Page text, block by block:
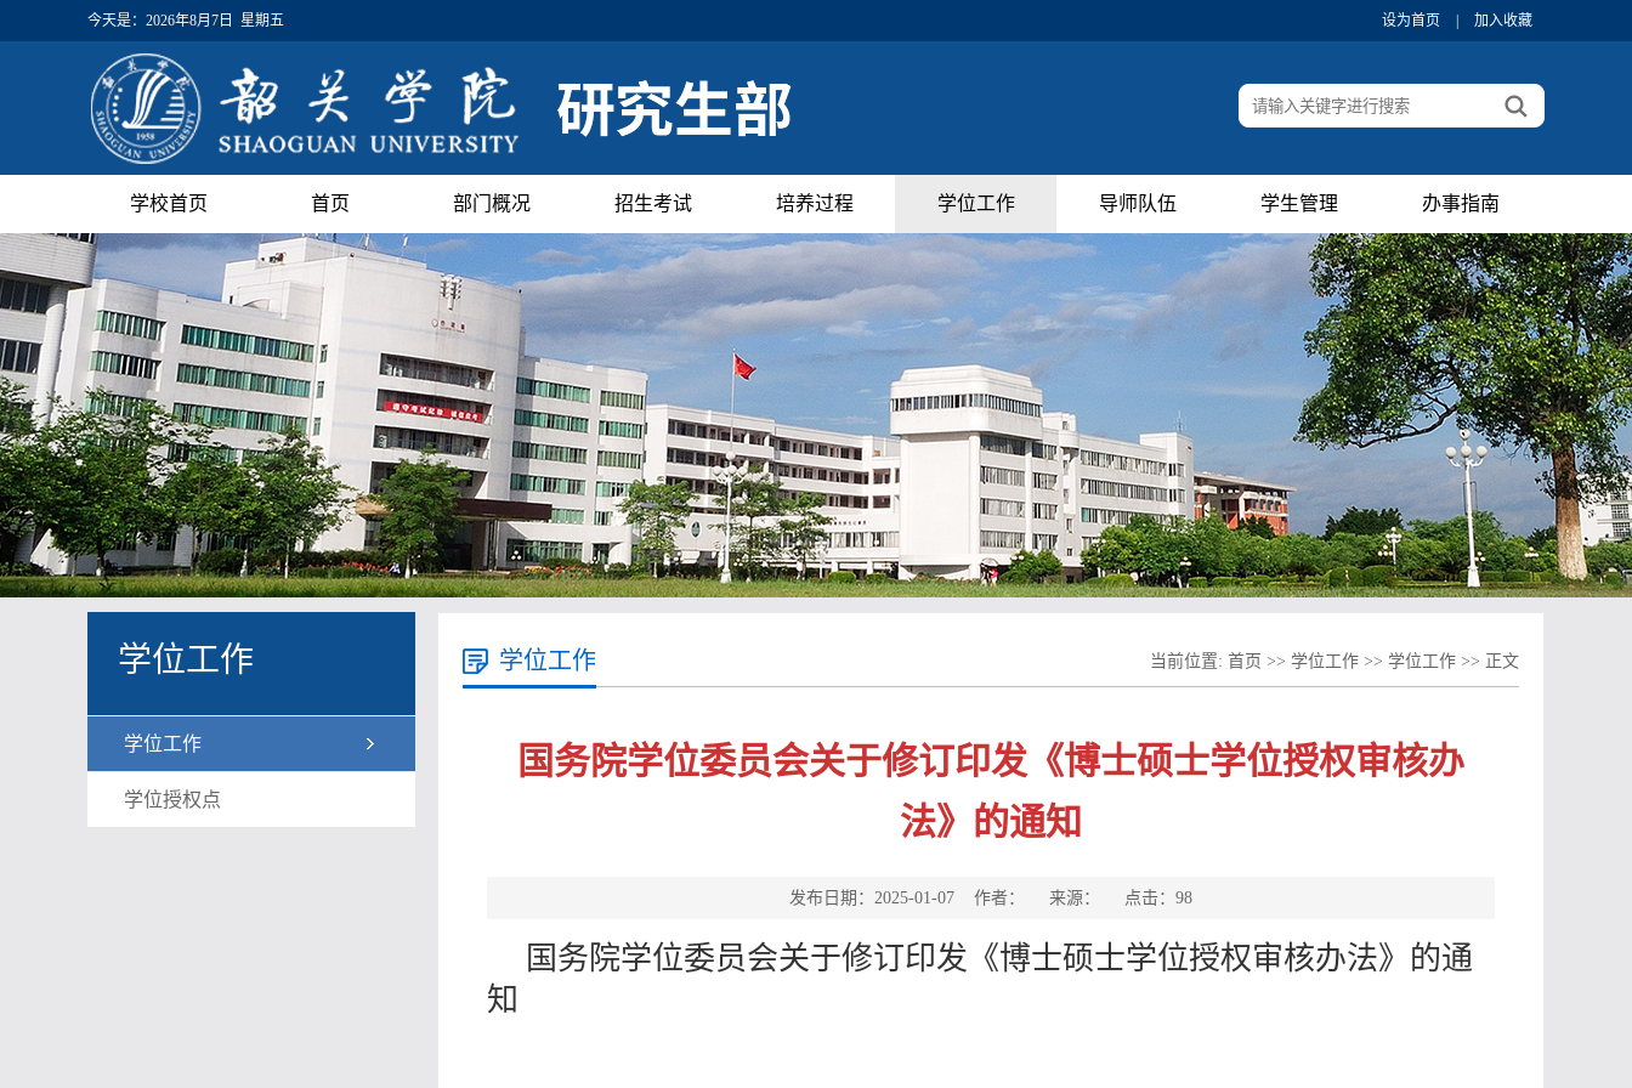
今天是： 2026年8月7日 星期五 设为首页 加入收藏
学校首页 首页 部门概况 招生考试 培养过程 学位工作 导师队伍 学生管理 办事指南
学位工作
学位工作
学位授权点
学位工作 当前位置: 首页 >> 学位工作 >> 学位工作 >> 正文
国务院学位委员会关于修订印发《博士硕士学位授权审核办
法》的通知
发布日期：2025-01-07 作者： 来源： 点击： 98
国务院学位委员会关于修订印发《博士硕士学位授权审核办法》的通
知